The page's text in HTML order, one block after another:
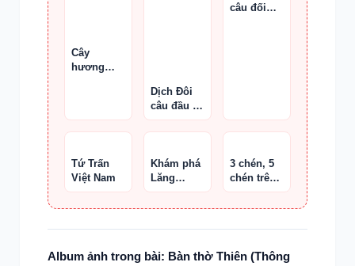
Cây
hương
Dịch Đôi
câu đầu và
cây nóc
nhà
câu đối
Tứ Trấn
Việt Nam
Khám phá
Lăng
Thiên Thọ
3 chén, 5
chén trên
bàn thờ
Album ảnh trong bài: Bàn thờ Thiên (Thông